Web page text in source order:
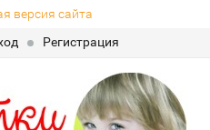
версия сайта
Регистрация